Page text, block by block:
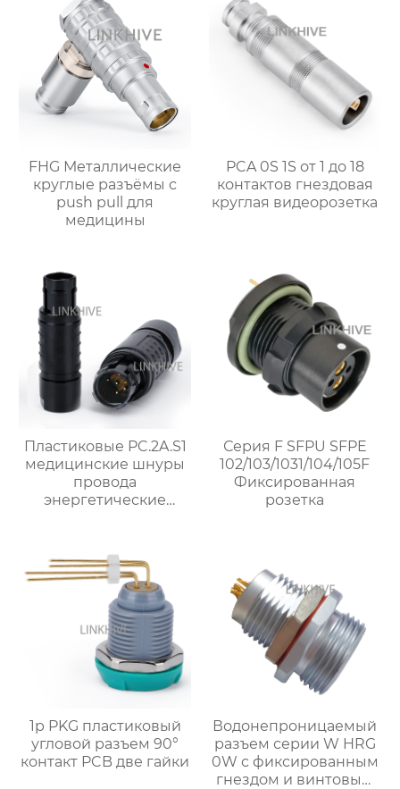
FHG Металлические
круглые разъёмы с
push pull для
медицины
PCA 0S 1S от 1 до 18
контактов гнездовая
круглая видеорозетка
Пластиковые PC.2A.S1
медицинские шнуры
провода
энергетические
Серия F SFPU SFPE
102/103/1031/104/105F
Фиксированная
розетка
1p PKG пластиковый
угловой разъем 90°
контакт PCB две гайки
Водонепроницаемый
разъем серии W HRG
0W с фиксированным
гнездом и винтовым